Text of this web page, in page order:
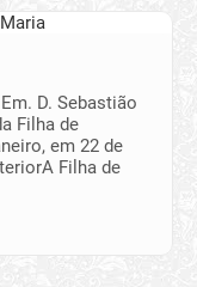
D. Sebastião
Filha de
em 22 de
Filha de